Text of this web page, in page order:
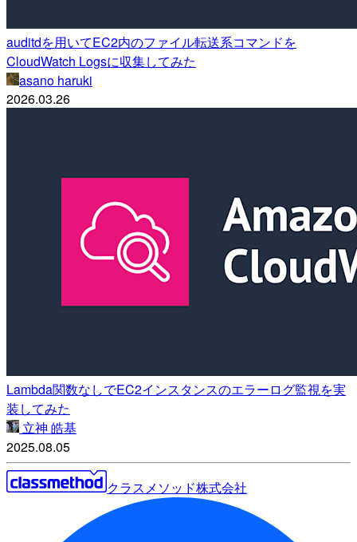
auditdを用いてEC2内のファイル転送系コマンドを
CloudWatch Logsに収集してみた
asano haruki
2026.03.26
Lambda関数なしでEC2インスタンスのエラーログ監視を実
装してみた
立神 皓基
2025.08.05
クラスメソッド株式会社